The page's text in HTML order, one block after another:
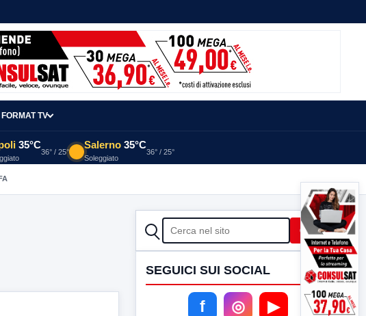
FORMAT TV
35°C
36° / 25°
Salerno 35°C
Soleggiato
36° / 25°
CERCA Cerca
SEGUICI SUI SOCIAL
f ◎ ▶